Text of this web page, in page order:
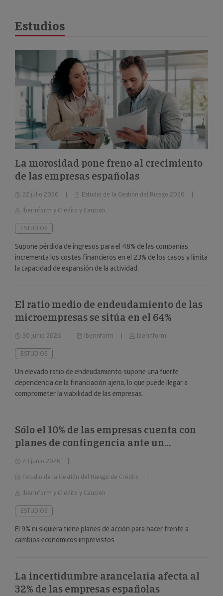
Estudios
La morosidad pone freno al crecimiento
de las empresas españolas
22 julio 2026
Estudio de la Gestión del Riesgo 2026
Iberinform y Crédito y Caución
ESTUDIOS
Supone pérdida de ingresos para el 48% de las compañías,
incrementa los costes financieros en el 23% de los casos y limita
la capacidad de expansión de la actividad.
El ratio medio de endeudamiento de las
microempresas se sitúa en el 64%
30 junio 2026 Iberinform Iberinform
ESTUDIOS
Un elevado ratio de endeudamiento supone una fuerte
dependencia de la financiación ajena, lo que puede llegar a
comprometer la viabilidad de las empresas.
Sólo el 10% de las empresas cuenta con
planes de contingencia ante un
deterioro repentino de la situación
económica
23 junio 2026
Estudio de la Gestión del Riesgo de Crédito
Iberinform y Crédito y Caución
ESTUDIOS
El 9% ni siquiera tiene planes de acción para hacer frente a
cambios económicos imprevistos.
La incertidumbre arancelaria afecta al
32% de las empresas españolas